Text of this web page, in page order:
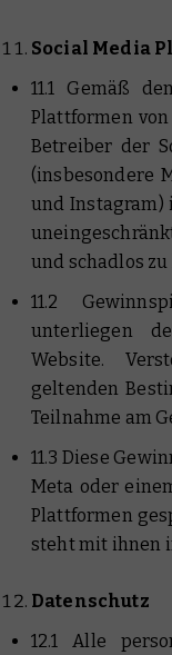
Social Media
11.1 Gemäß
Plattformen
Betreiber der
(insbesondere
und Instagram)
und schadlos
11.2
unterliegen
Website.
geltenden
Teilnahme am
11.3 Diese
Meta oder
Plattformen
steht mit ihnen
Datenschutz
12.1 Alle